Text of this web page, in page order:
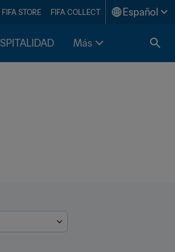
FIFA STORE FIFA COLLECT Español
Más